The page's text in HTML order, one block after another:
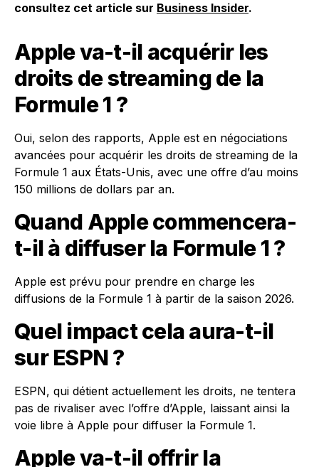
consultez cet article sur Business Insider.
Apple va-t-il acquérir les
droits de streaming de la
Formule 1 ?
Oui, selon des rapports, Apple est en négociations
avancées pour acquérir les droits de streaming de la
Formule 1 aux États-Unis, avec une offre d’au moins
150 millions de dollars par an.
Quand Apple commencera-
t-il à diffuser la Formule 1 ?
Apple est prévu pour prendre en charge les
diffusions de la Formule 1 à partir de la saison 2026.
Quel impact cela aura-t-il
sur ESPN ?
ESPN, qui détient actuellement les droits, ne tentera
pas de rivaliser avec l’offre d’Apple, laissant ainsi la
voie libre à Apple pour diffuser la Formule 1.
Apple va-t-il offrir la